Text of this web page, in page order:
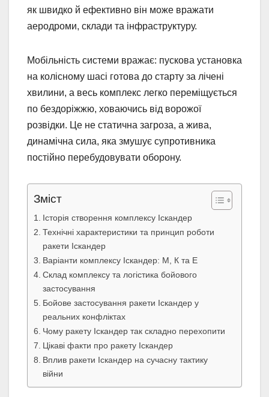
як швидко й ефективно він може вражати
аеродроми, склади та інфраструктуру.
Мобільність системи вражає: пускова установка
на колісному шасі готова до старту за лічені
хвилини, а весь комплекс легко переміщується
по бездоріжжю, ховаючись від ворожої
розвідки. Це не статична загроза, а жива,
динамічна сила, яка змушує супротивника
постійно перебудовувати оборону.
Зміст
Історія створення комплексу Іскандер
Технічні характеристики та принцип роботи
ракети Іскандер
Варіанти комплексу Іскандер: М, К та Е
Склад комплексу та логістика бойового
застосування
Бойове застосування ракети Іскандер у
реальних конфліктах
Чому ракету Іскандер так складно перехопити
Цікаві факти про ракету Іскандер
Вплив ракети Іскандер на сучасну тактику
війни